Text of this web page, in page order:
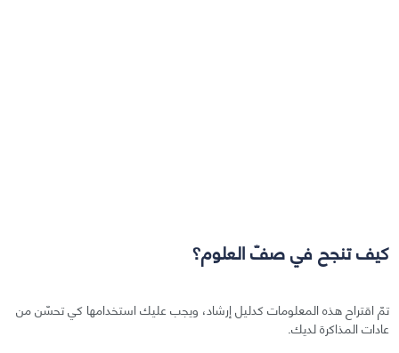
كيف تنجح في صفّ العلوم؟
تمّ اقتراح هذه المعلومات كدليل إرشاد، ويجب عليك استخدامها كي تحسّن من
عادات المذاكرة لديك.